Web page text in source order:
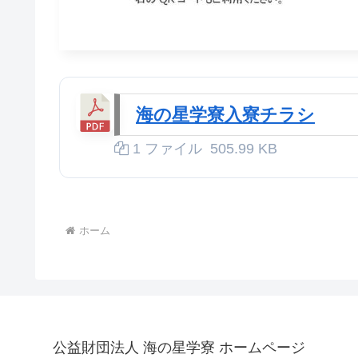
海の星学寮入寮チラシ
1 ファイル 505.99 KB
ホーム
公益財団法人 海の星学寮 ホームページ